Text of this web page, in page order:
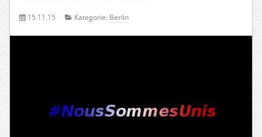
15.11.15 Kategorie: Berlin